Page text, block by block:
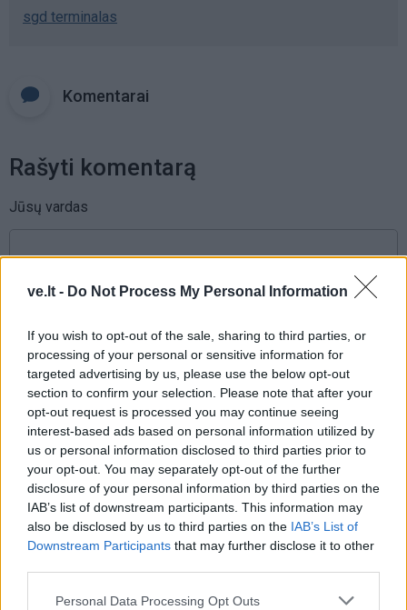
ve.lt - Do Not Process My Personal Information
If you wish to opt-out of the sale, sharing to third parties, or
processing of your personal or sensitive information for
targeted advertising by us, please use the below opt-out
section to confirm your selection. Please note that after your
opt-out request is processed you may continue seeing
interest-based ads based on personal information utilized by
us or personal information disclosed to third parties prior to
your opt-out. You may separately opt-out of the further
disclosure of your personal information by third parties on the
IAB’s list of downstream participants. This information may
also be disclosed by us to third parties on the IAB’s List of
Downstream Participants that may further disclose it to other
Personal Data Processing Opt Outs
sgd terminalas
Komentarai
Rašyti komentarą
Jūsų vardas
Komentaras
Sutinku sutaisyklėmis
This site is protected by
reCAPTCHA and the Google
Privacy PolicyandTerms of
Serviceapply.